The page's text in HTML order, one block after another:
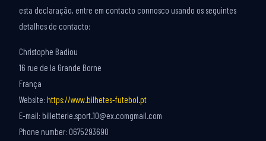
esta declaração, entre em contacto connosco usando os seguintes
detalhes de contacto:
Christophe Badiou
16 rue de la Grande Borne
França
Website: https://www.bilhetes-futebol.pt
E-mail: billetterie.sport.10@ex.comgmail.com
Phone number: 0675293690